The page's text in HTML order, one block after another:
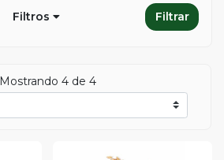
Filtros Filtrar
Mostrando 4 de 4